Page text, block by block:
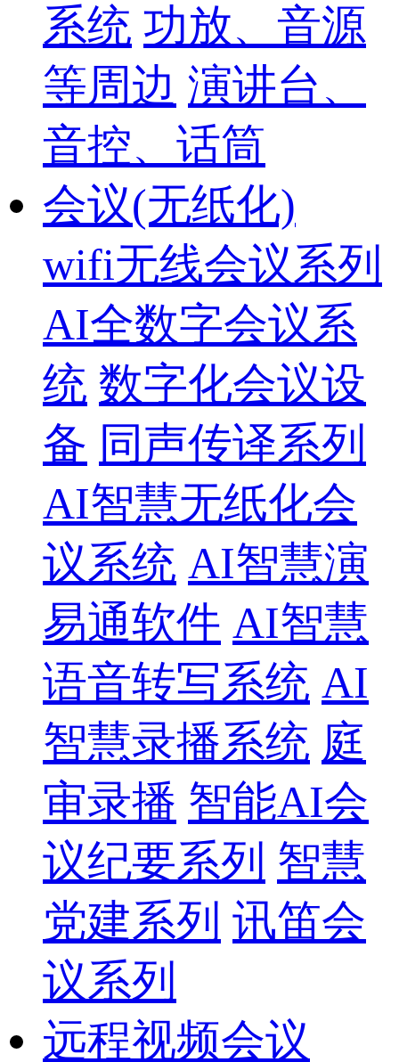
系统 功放、音源
等周边 演讲台、
音控、话筒
会议(无纸化)
wifi无线会议系列
AI全数字会议系
统 数字化会议设
备 同声传译系列
AI智慧无纸化会
议系统 AI智慧演
易通软件 AI智慧
语音转写系统 AI
智慧录播系统 庭
审录播 智能AI会
议纪要系列 智慧
党建系列 讯笛会
议系列
远程视频会议